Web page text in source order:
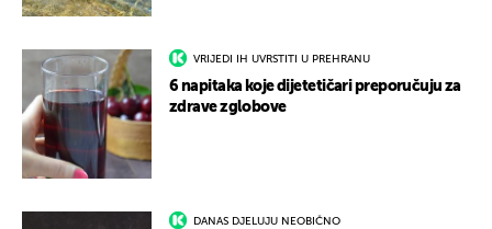
VRIJEDI IH UVRSTITI U PREHRANU
6 napitaka koje dijetetičari preporučuju za
zdrave zglobove
DANAS DJELUJU NEOBIČNO